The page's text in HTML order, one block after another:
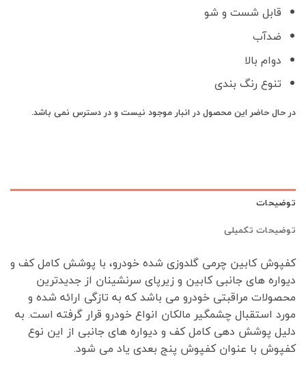
قابل شست و شو
ضدآب
دوام بالا
تنوع رنگ بندی
در حال حاضر این محصول در انبار موجود نیست و در دسترس نمی باشد.
توضیحات
توضیحات تکمیلی
کفپوش کابین چرمی گلدوزی شده خودرو، با پوشش کامل کف و
دیواره های جانبی کابین و زیرپای سرنشینان از جدیدترین
محصولات مراقبتی خودرو می باشد که به تازگی ارائه شده و
مورد استقبال چشمگیر مالکان انواع خودرو قرار گرفته است. به
دلیل پوشش دهی کامل کف و دیواره های جانبی از این نوع
کفپوش با عنوان کفپوش پنج بعدی یاد می شود.